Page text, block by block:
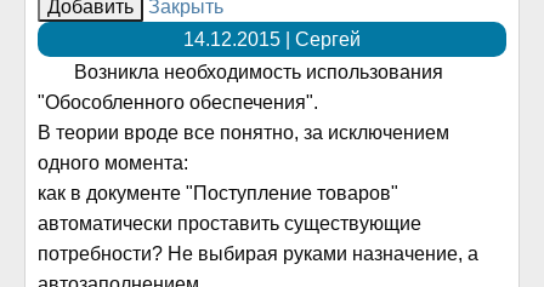
Закрыть
14.12.2015 | Сергей
Возникла необходимость использования
"Обособленного обеспечения".
В теории вроде все понятно, за исключением
одного момента:
как в документе "Поступление товаров"
автоматически проставить существующие
потребности? Не выбирая руками назначение, а